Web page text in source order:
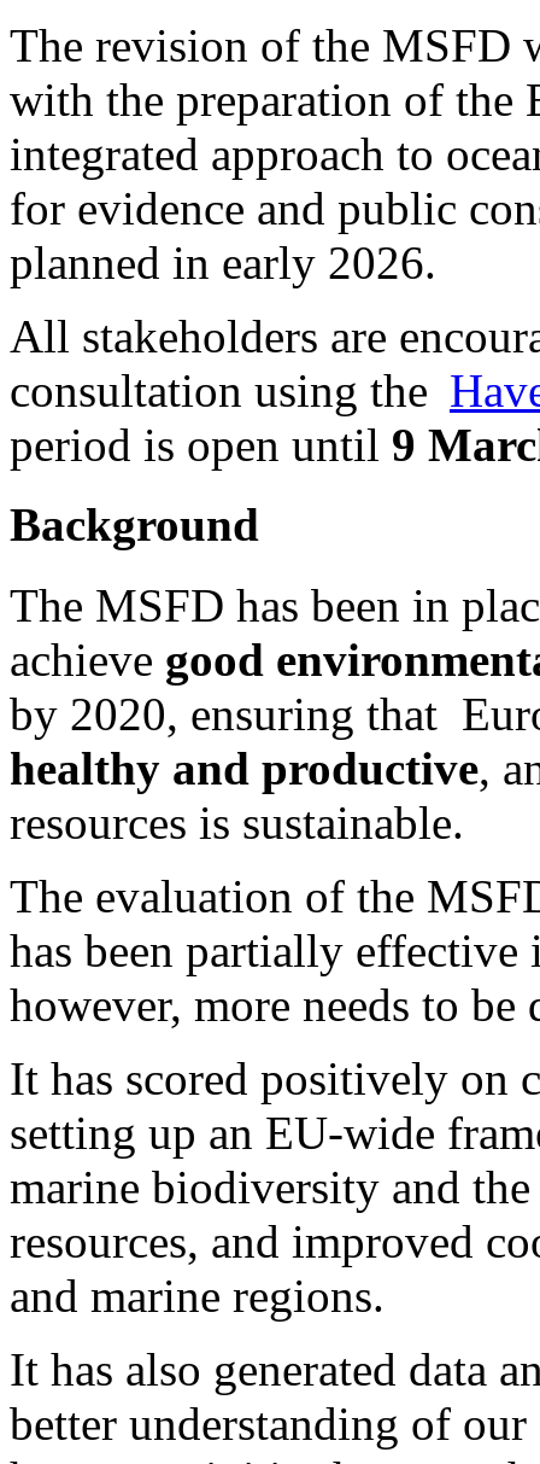
The revision of the MSFD
with the preparation of the
integrated approach to
for evidence and public
planned in early 2026.
All stakeholders are
consultation using the
period is open until 9
Background
The MSFD has been in
achieve good
by 2020, ensuring that
healthy and productive,
resources is sustainable.
The evaluation of the
has been partially
however, more needs to
It has scored positively on
setting up an EU-wide
marine biodiversity and
resources, and improved
and marine regions.
It has also generated data
better understanding of our